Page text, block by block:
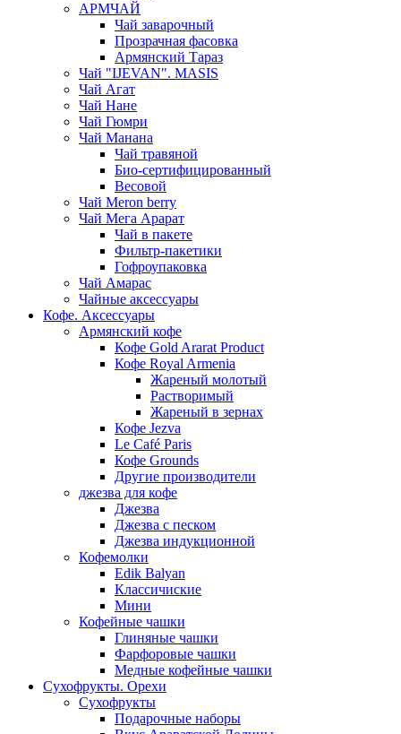
АРМЧАЙ
Чай заварочный
Прозрачная фасовка
Армянский Тараз
Чай "IJEVAN". MASIS
Чай Агат
Чай Нане
Чай Гюмри
Чай Манана
Чай травяной
Био-сертифицированный
Весовой
Чай Meron berry
Чай Мега Арарат
Чай в пакете
Фильтр-пакетики
Гофроупаковка
Чай Амарас
Чайные аксессуары
Кофе. Аксессуары
Армянский кофе
Кофе Gold Ararat Product
Кофе Royal Armenia
Жареный молотый
Растворимый
Жареный в зернах
Кофе Jezva
Le Café Paris
Кофе Grounds
Другие производители
джезва для кофе
Джезва
Джезва с песком
Джезва индукционной
Кофемолки
Edik Balyan
Классичиские
Мини
Кофейные чашки
Глиняные чашки
Фарфоровые чашки
Медные кофейные чашки
Сухофрукты. Орехи
Сухофрукты
Подарочные наборы